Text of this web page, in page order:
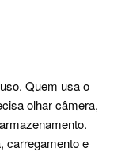
Quem usa o
olhar câmera,
carregamento e